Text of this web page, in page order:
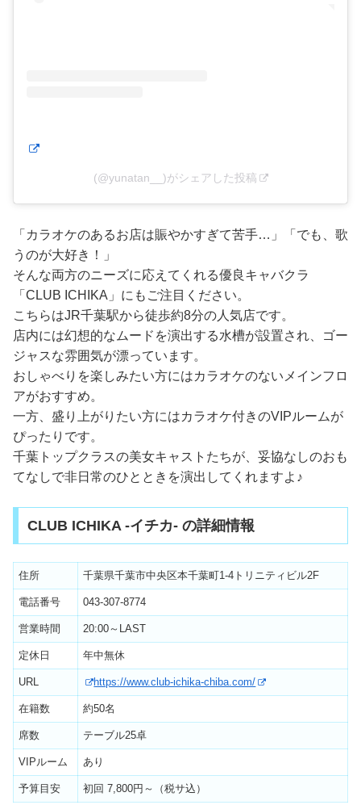
(@yunatan__)がシェアした投稿
「カラオケのあるお店は賑やかすぎて苦手…」「でも、歌
うのが大好き！」
そんな両方のニーズに応えてくれる優良キャバクラ
「CLUB ICHIKA」にもご注目ください。
こちらはJR千葉駅から徒歩約8分の人気店です。
店内には幻想的なムードを演出する水槽が設置され、ゴー
ジャスな雰囲気が漂っています。
おしゃべりを楽しみたい方にはカラオケのないメインフロ
アがおすすめ。
一方、盛り上がりたい方にはカラオケ付きのVIPルームが
ぴったりです。
千葉トップクラスの美女キャストたちが、妥協なしのおも
てなしで非日常のひとときを演出してくれますよ♪
CLUB ICHIKA -イチカ- の詳細情報
住所 千葉県千葉市中央区本千葉町1-4トリニティビル2F
電話番号 043-307-8774
営業時間 20:00～LAST
定休日 年中無休
URL https://www.club-ichika-chiba.com/
在籍数 約50名
席数 テーブル25卓
VIPルーム あり
予算目安 初回 7,800円～（税サ込）